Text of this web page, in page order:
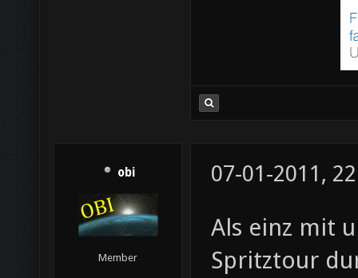
obi
Member
07-01-2011,
Als einz mit
Spritztour